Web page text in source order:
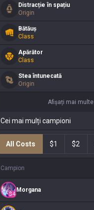
Distracție în spațiu
Origin
Bătăuș
Class
Apărător
Class
Stea întunecată
Origin
Afișați mai multe
Cei mai mulți campioni
All Costs $1 $2
Campion
$4
Morgana